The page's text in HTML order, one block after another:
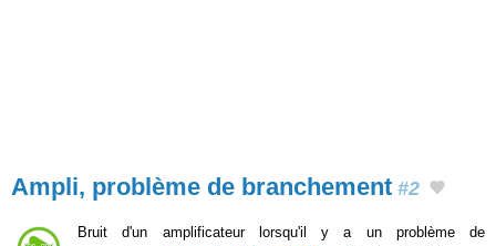
Ampli, problème de branchement #2
Bruit d'un amplificateur lorsqu'il y a un problème de